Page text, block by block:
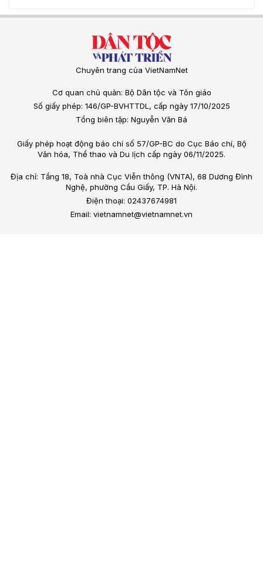
Chuyên trang của VietNamNet
Cơ quan chủ quản: Bộ Dân tộc và Tôn giáo
Số giấy phép: 146/GP-BVHTTDL, cấp ngày 17/10/2025
Tổng biên tập: Nguyễn Văn Bá
Giấy phép hoạt động báo chí số 57/GP-BC do Cục Báo chí, Bộ
Văn hóa, Thể thao và Du lịch cấp ngày 06/11/2025.
Địa chỉ: Tầng 18, Toà nhà Cục Viễn thông (VNTA), 68 Dương Đình
Nghệ, phường Cầu Giấy, TP. Hà Nội.
Điện thoại: 02437674981
Email: vietnamnet@vietnamnet.vn